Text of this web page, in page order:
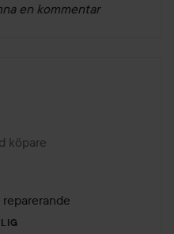
en kommentar
vecka
köpare